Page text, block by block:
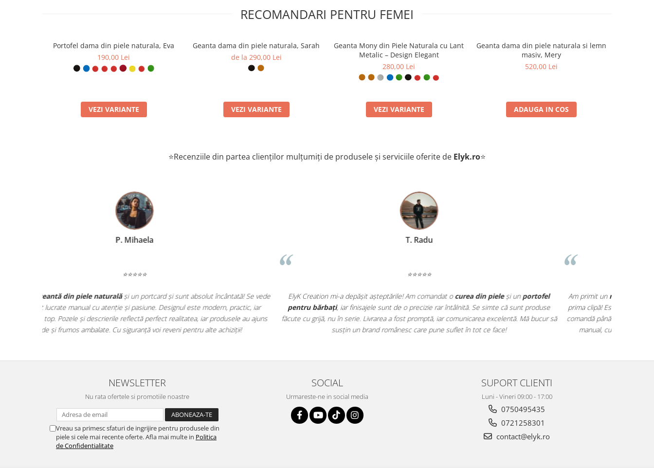
RECOMANDARI PENTRU FEMEI
Portofel dama din piele naturala, Eva
190,00 Lei
VEZI VARIANTE
Geanta dama din piele naturala, Sarah
de la 290,00 Lei
VEZI VARIANTE
Geanta Mony din Piele Naturala cu Lant
Metalic – Design Elegant
280,00 Lei
VEZI VARIANTE
Geanta dama din piele naturala si lemn
masiv, Mery
520,00 Lei
ADAUGA IN COS
⭐Recenziile din partea clienților mulțumiți de produsele și serviciile oferite de Elyk.ro⭐
ElyK Creation mi-a depășit așteptările! Am comandat ocurea din pieleși un portofel
pentru bărbați, iar finisajele sunt de o precizie rar întâlnită. Se simte că sunt produse
făcute cu grijă, nu în serie. Livrarea a fost promptă, iar comunicarea excelentă. Mă bucur să
susțin un brand românesc care pune suflet în tot ce face!
Am primit unrucsac din piele naturalăde la ElyK Creation și m-am îndrăgostit de el din
prima clipă! Este elegant, rezistent și extrem de bine lucrat. Totul a decurs perfect – de la
comandă până la livrare. Îmi place mult faptul că fiecare produs are o poveste și este creat
manual, cu pasiune. Felicitări pentru munca voastră și pentru calitatea ireproșabilă!
NEWSLETTER
Nu rata ofertele si promotiile noastre
Vreau sa primesc sfaturi de ingrijire pentru produsele din
piele si cele mai recente oferte. Afla mai multe in Politica
de Confidentialitate
SOCIAL
Urmareste-ne in social media
SUPORT CLIENTI
Luni - Vineri 09:00 - 17:00
0750495435
0721258301
contact@elyk.ro